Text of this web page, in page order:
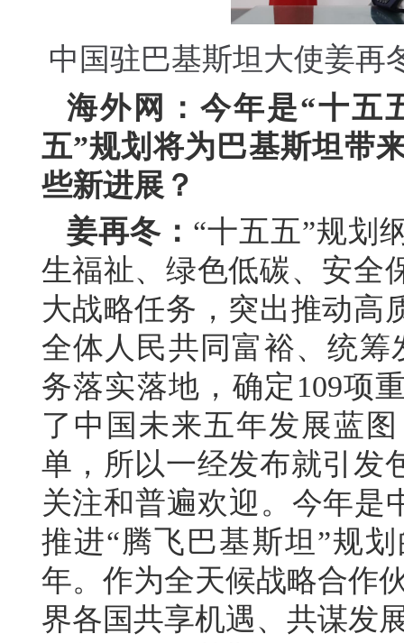
中国驻巴基斯坦大使姜再
海外网：今年是“十五
五”规划将为巴基斯坦带
些新进展？
姜再冬： “十五五”规划
生福祉、绿色低碳、安全
大战略任务，突出推动高
全体人民共同富裕、统
务落实落地，确定109项
了中国未来五年发展蓝
单，所以一经发布就引发
关注和普遍欢迎。今年是
推进“腾飞巴基斯坦”规
年。作为全天候战略合作
界各国共享机遇、共谋发